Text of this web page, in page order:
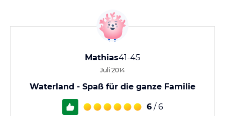
Mathias41-45
Juli 2014
Waterland - Spaß für die ganze Familie
6 / 6